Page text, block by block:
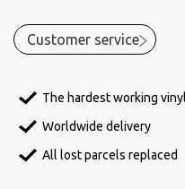
Customer service
The hardest working
Worldwide delivery
All lost parcels replaced